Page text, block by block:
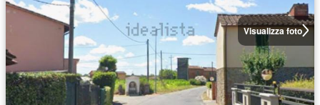
Visualizza foto